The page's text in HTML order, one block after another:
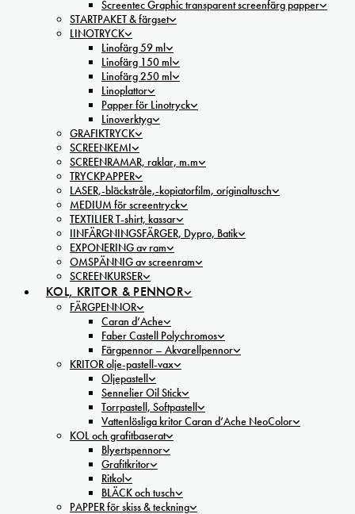
Screentec Graphic transparent screenfärg papper
STARTPAKET & färgset
LINOTRYCK
Linofärg 59 ml
Linofärg 150 ml
Linofärg 250 ml
Linoplattor
Papper för Linotryck
Linoverktyg
GRAFIKTRYCK
SCREENKEMI
SCREENRAMAR, raklar, m.m
TRYCKPAPPER
LASER,-bläckstråle,-kopiatorfilm, oríginaltusch
MEDIUM för screentryck
TEXTILIER T-shirt, kassar
IINFÄRGNINGSFÄRGER, Dypro, Batik
EXPONERING av ram
OMSPÄNNIG av screenram
SCREENKURSER
KOL, KRITOR & PENNOR
FÄRGPENNOR
Caran d’Ache
Faber Castell Polychromos
Färgpennor – Akvarellpennor
KRITOR olje-pastell-vax
Oljepastell
Sennelier Oil Stick
Torrpastell, Softpastell
Vattenlösliga kritor Caran d’Ache NeoColor
KOL och grafitbaserat
Blyertspennor
Grafitkritor
Ritkol
BLÄCK och tusch
PAPPER för skiss & teckning